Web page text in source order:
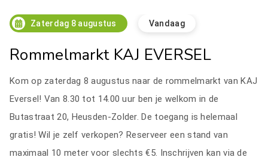
Zaterdag 8 augustus Vandaag
Rommelmarkt KAJ EVERSEL
Kom op zaterdag 8 augustus naar de rommelmarkt van KAJ
Eversel! Van 8.30 tot 14.00 uur ben je welkom in de
Butastraat 20, Heusden-Zolder. De toegang is helemaal
gratis! Wil je zelf verkopen? Reserveer een stand van
maximaal 10 meter voor slechts €5. Inschrijven kan via de